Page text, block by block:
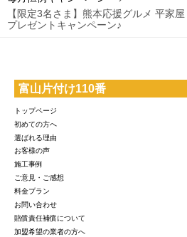
【限定3名さま】熊本応援グルメ 平
プレゼントキャンペーン♪
富山片付け110番
トップページ
初めての方へ
選ばれる理由
お客様の声
施工事例
ご意見・ご感想
料金プラン
お問い合わせ
賠償責任補償について
加盟希望の業者の方へ